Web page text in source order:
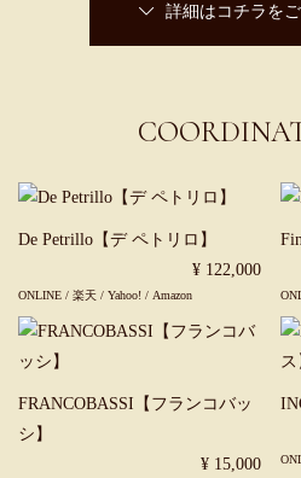
詳細はコチラをご
De Petrillo【デ ペトリロ】
¥ 122,000
ONLINE / 楽天 / Yahoo! / Amazon
FRANCOBASSI【フランコバッ
シ】
¥ 15,000